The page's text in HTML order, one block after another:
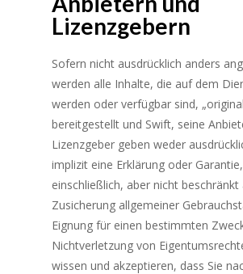
Lizenzgebern
Sofern nicht ausdrücklich anders
werden alle Inhalte, die auf dem
werden oder verfügbar sind,
bereitgestellt und Swift, seine
Lizenzgeber geben weder
implizit eine Erklärung oder Garantie,
einschließlich, aber nicht beschränkt
Zusicherung allgemeiner
Eignung für einen bestimmten
Nichtverletzung von
wissen und akzeptieren, dass Sie